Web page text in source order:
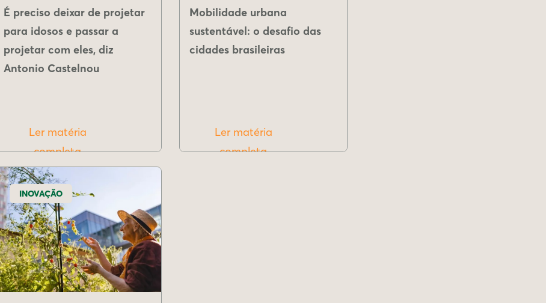
É preciso deixar de projetar
para idosos e passar a
projetar com eles, diz
Antonio Castelnou
Ler matéria
completa
Mobilidade urbana
sustentável: o desafio das
cidades brasileiras
Ler matéria
completa
INOVAÇÃO